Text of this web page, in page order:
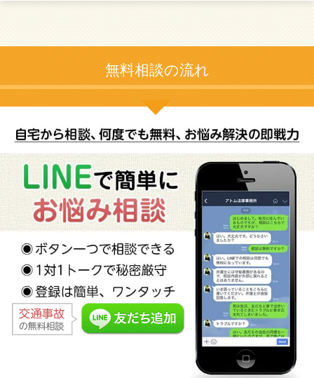
無料相談の流れ